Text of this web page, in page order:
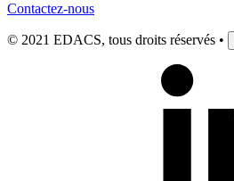
Contactez-nous
© 2021 EDACS, tous droits réservés •